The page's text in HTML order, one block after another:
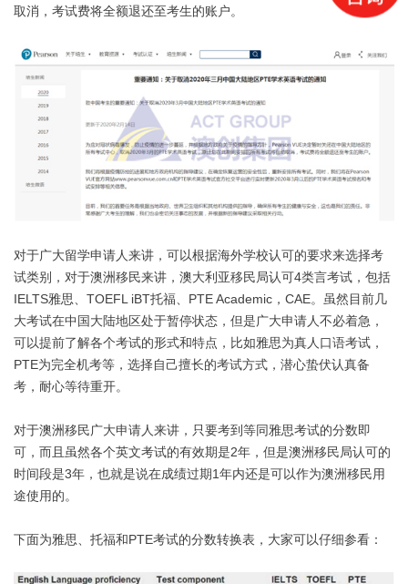
取消，考试费将全额退还至考生的账户。
对于广大留学申请人来讲，可以根据海外学校认可的要求来选择考
试类别，对于澳洲移民来讲，澳大利亚移民局认可4类言考试，包括
IELTS雅思、TOEFL iBT托福、PTE Academic，CAE。虽然目前几
大考试在中国大陆地区处于暂停状态，但是广大申请人不必着急，
可以提前了解各个考试的形式和特点，比如雅思为真人口语考试，
PTE为完全机考等，选择自己擅长的考试方式，潜心蛰伏认真备
考，耐心等待重开。
对于澳洲移民广大申请人来讲，只要考到等同雅思考试的分数即
可，而且虽然各个英文考试的有效期是2年，但是澳洲移民局认可的
时间段是3年，也就是说在成绩过期1年内还是可以作为澳洲移民用
途使用的。
下面为雅思、托福和PTE考试的分数转换表，大家可以仔细参看：